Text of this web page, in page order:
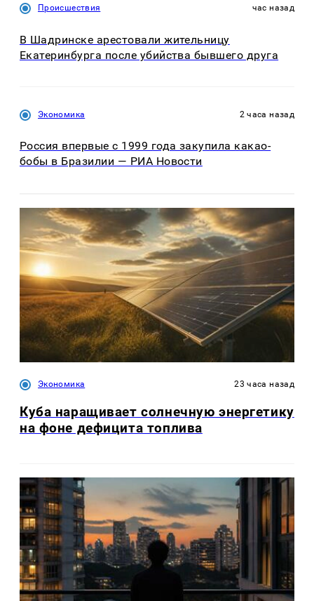
Происшествия час назад
В Шадринске арестовали жительницу
Екатеринбурга после убийства бывшего друга
Экономика 2 часа назад
Россия впервые с 1999 года закупила какао-
бобы в Бразилии — РИА Новости
Экономика 23 часа назад
Куба наращивает солнечную энергетику
на фоне дефицита топлива